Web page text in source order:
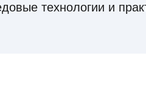
технологии и